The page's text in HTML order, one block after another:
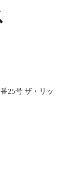
25号 ザ・リッ